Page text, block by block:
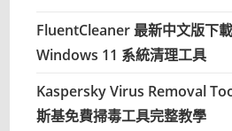
FluentCleaner 最新中文版下
Windows 11 系統清理工具
Kaspersky Virus Removal
斯基免費掃毒工具完整教學